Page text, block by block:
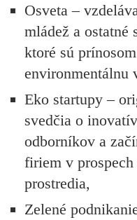
Osveta –
mládež a
ktoré sú
environmentálnu
Eko startupy –
svedčia o
odborníkov a
firiem v
prostredia,
Zelené